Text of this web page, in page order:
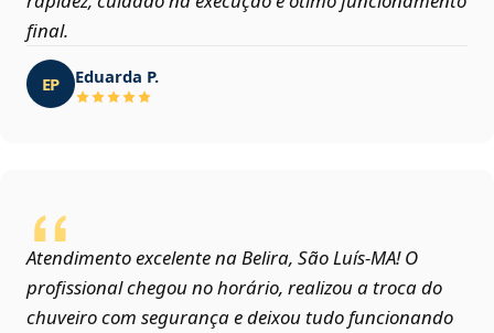
final.
EP Eduarda P.
Atendimento excelente na Belira, São Luís‑MA! O
profissional chegou no horário, realizou a troca do
chuveiro com segurança e deixou tudo funcionando